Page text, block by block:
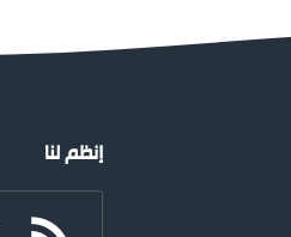
إنظم لنا